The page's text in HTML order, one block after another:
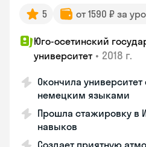
5 от 1590 ₽ за
Юго-осетинский
университет • 2018 г.
Окончила
немецким языками
Прошла стажировку в
навыков
Создает приятную